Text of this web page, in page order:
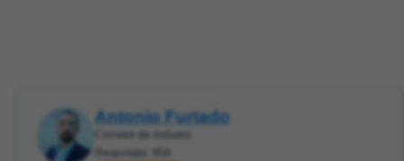
Antonio Furtado
Corretor de imóveis
Respostas: 956